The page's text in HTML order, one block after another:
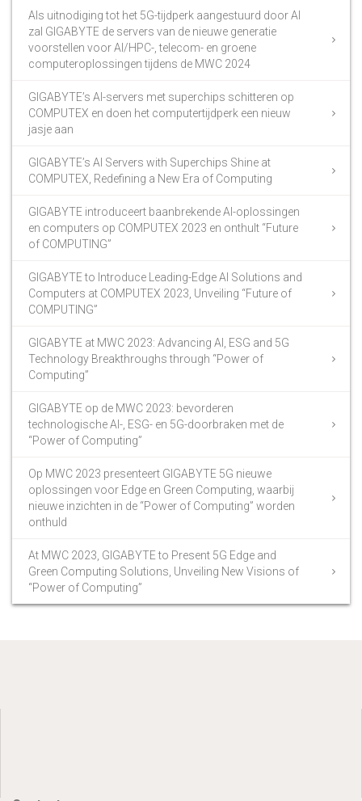
Als uitnodiging tot het 5G-tijdperk aangestuurd door AI
zal GIGABYTE de servers van de nieuwe generatie
voorstellen voor AI/HPC-, telecom- en groene
computeroplossingen tijdens de MWC 2024
GIGABYTE’s AI-servers met superchips schitteren op
COMPUTEX en doen het computertijdperk een nieuw
jasje aan
GIGABYTE’s AI Servers with Superchips Shine at
COMPUTEX, Redefining a New Era of Computing
GIGABYTE introduceert baanbrekende AI-oplossingen
en computers op COMPUTEX 2023 en onthult “Future
of COMPUTING”
GIGABYTE to Introduce Leading-Edge AI Solutions and
Computers at COMPUTEX 2023, Unveiling “Future of
COMPUTING”
GIGABYTE at MWC 2023: Advancing AI, ESG and 5G
Technology Breakthroughs through “Power of
Computing”
GIGABYTE op de MWC 2023: bevorderen
technologische AI-, ESG- en 5G-doorbraken met de
“Power of Computing”
Op MWC 2023 presenteert GIGABYTE 5G nieuwe
oplossingen voor Edge en Green Computing, waarbij
nieuwe inzichten in de “Power of Computing” worden
onthuld
At MWC 2023, GIGABYTE to Present 5G Edge and
Green Computing Solutions, Unveiling New Visions of
“Power of Computing”